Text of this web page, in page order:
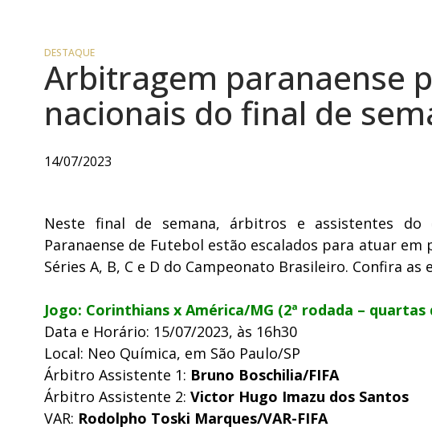
DESTAQUE
Arbitragem paranaense
nacionais do final de
14/07/2023
Neste final de semana, árbitros e assistentes do
Paranaense de Futebol estão escalados para atuar
Séries A, B, C e D do Campeonato Brasileiro. Confira as
Jogo: Corinthians x América/MG (2ª rodada –
Data e Horário: 15/07/2023, às 16h30
Local: Neo Química, em São Paulo/SP
Árbitro Assistente 1: Bruno Boschilia/FIFA
Árbitro Assistente 2: Victor Hugo Imazu dos Santos
VAR: Rodolpho Toski Marques/VAR-FIFA